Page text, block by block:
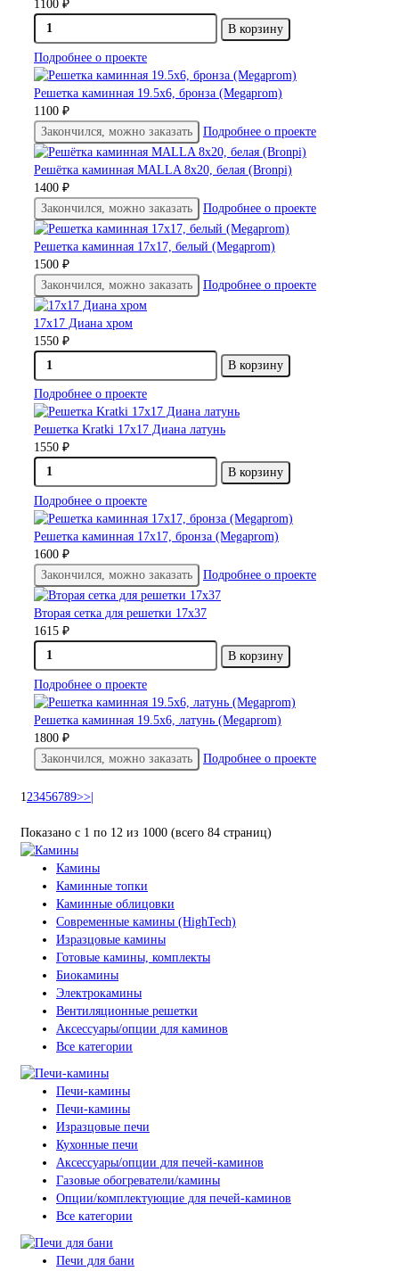
1100 ₽
В корзину
Подробнее о проекте
Решетка каминная 19.5х6, бронза (Megaprom)
1100 ₽
Закончился, можно заказать
Подробнее о проекте
Решётка каминная MALLA 8x20, белая (Bronpi)
1400 ₽
Закончился, можно заказать
Подробнее о проекте
Решетка каминная 17х17, белый (Megaprom)
1500 ₽
Закончился, можно заказать
Подробнее о проекте
17х17 Диана хром
1550 ₽
В корзину
Подробнее о проекте
Решетка Kratki 17х17 Диана латунь
1550 ₽
В корзину
Подробнее о проекте
Решетка каминная 17х17, бронза (Megaprom)
1600 ₽
Закончился, можно заказать
Подробнее о проекте
Вторая сетка для решетки 17х37
1615 ₽
В корзину
Подробнее о проекте
Решетка каминная 19.5х6, латунь (Megaprom)
1800 ₽
Закончился, можно заказать
Подробнее о проекте
123456789>>|
Показано с 1 по 12 из 1000 (всего 84 страниц)
Камины
Каминные топки
Каминные облицовки
Современные камины (HighTech)
Изразцовые камины
Готовые камины, комплекты
Биокамины
Электрокамины
Вентиляционные решетки
Аксессуары/опции для каминов
Все категории
Печи-камины
Печи-камины
Изразцовые печи
Кухонные печи
Аксессуары/опции для печей-каминов
Газовые обогреватели/камины
Опции/комплектующие для печей-каминов
Все категории
Печи для бани